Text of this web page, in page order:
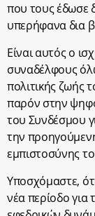
που τους έδωσε
υπερήφανα δια
Είναι αυτός ο
συναδέλφους
πολιτικής ζωής
παρόν στην
του Συνδέσμου
την
εμπιστοσύνης
Υποσχόμαστε,
νέα περίοδο για